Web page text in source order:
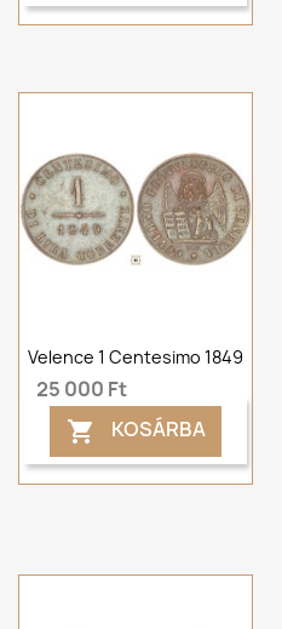
Velence 1 Centesimo 1849
25 000 Ft
 KOSÁRBA